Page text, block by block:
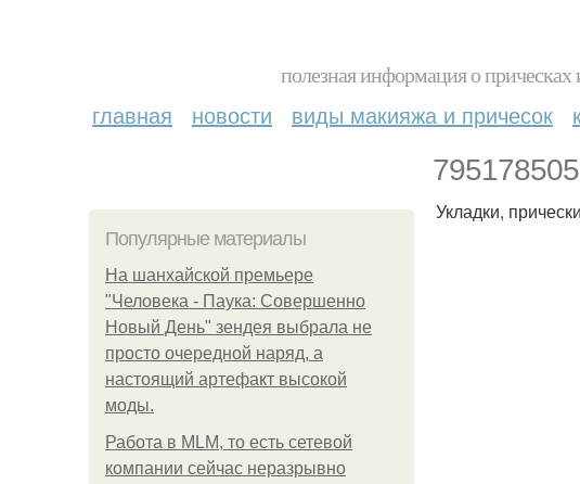
полезная информация о
главная новости виды макияжа и причесок
Популярные материалы
На шанхайской премьере
"Человека - Паука: Совершенно
Новый День" зендея выбрала не
просто очередной наряд, а
настоящий артефакт высокой
моды.
Работа в MLM, то есть сетевой
компании сейчас неразрывно
Укладки,